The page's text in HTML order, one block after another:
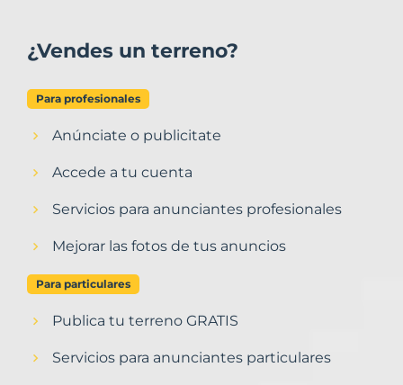
¿Vendes un terreno?
Para profesionales
Anúnciate o publicitate
Accede a tu cuenta
Servicios para anunciantes profesionales
Mejorar las fotos de tus anuncios
Para particulares
Publica tu terreno GRATIS
Servicios para anunciantes particulares